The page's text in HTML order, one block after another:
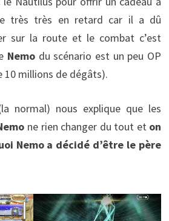
très très en retard car il a dû
sur la route et le combat c’est
Nemo du scénario est un peu OP
10 millions de dégâts).
normal) nous explique que les
ne rien changer du tout et on
Nemo a décidé d’être le père